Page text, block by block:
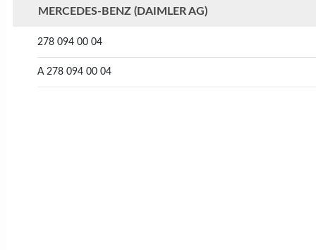
MERCEDES-BENZ (DAIMLER AG)
278 094 00 04
A 278 094 00 04